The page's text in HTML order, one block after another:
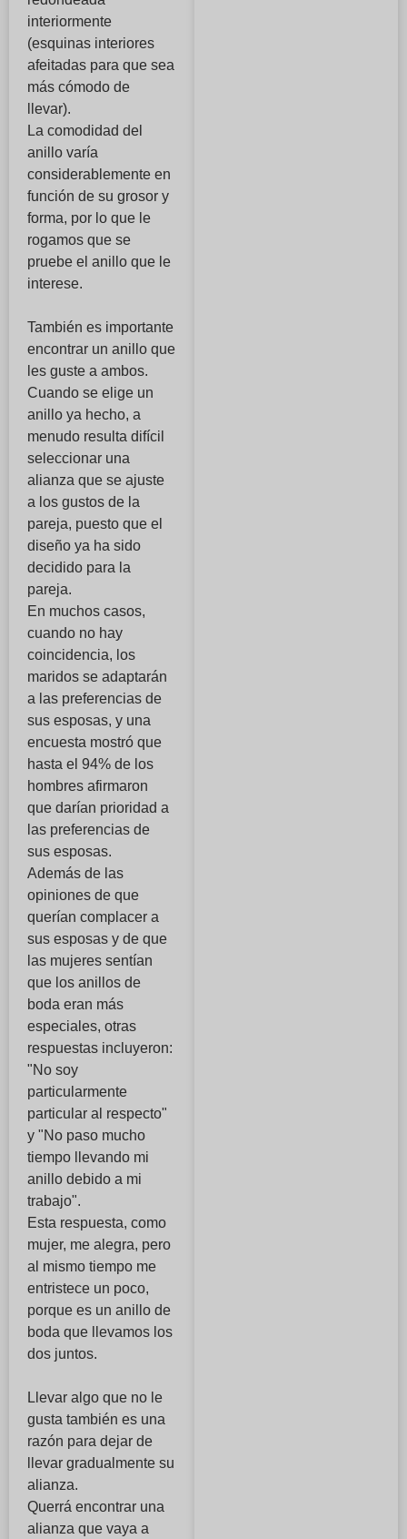
interiormente
(esquinas interiores
afeitadas para que sea
más cómodo de
llevar).
La comodidad del
anillo varía
considerablemente en
función de su grosor y
forma, por lo que le
rogamos que se
pruebe el anillo que le
interese.
También es importante
encontrar un anillo que
les guste a ambos.
Cuando se elige un
anillo ya hecho, a
menudo resulta difícil
seleccionar una
alianza que se ajuste
a los gustos de la
pareja, puesto que el
diseño ya ha sido
decidido para la
pareja.
En muchos casos,
cuando no hay
coincidencia, los
maridos se adaptarán
a las preferencias de
sus esposas, y una
encuesta mostró que
hasta el 94% de los
hombres afirmaron
que darían prioridad a
las preferencias de
sus esposas.
Además de las
opiniones de que
querían complacer a
sus esposas y de que
las mujeres sentían
que los anillos de
boda eran más
especiales, otras
respuestas incluyeron:
"No soy
particularmente
particular al respecto"
y "No paso mucho
tiempo llevando mi
anillo debido a mi
trabajo".
Esta respuesta, como
mujer, me alegra, pero
al mismo tiempo me
entristece un poco,
porque es un anillo de
boda que llevamos los
dos juntos.
Llevar algo que no le
gusta también es una
razón para dejar de
llevar gradualmente su
alianza.
Querrá encontrar una
alianza que vaya a